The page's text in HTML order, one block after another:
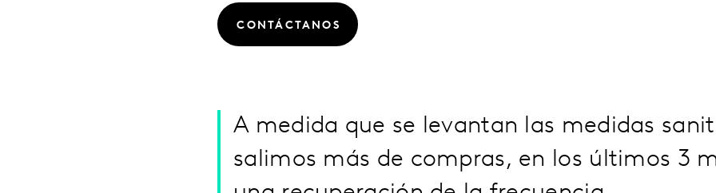
CONTÁCTANOS
A medida que se levantan las medidas
salimos más de compras, en los últimos 3